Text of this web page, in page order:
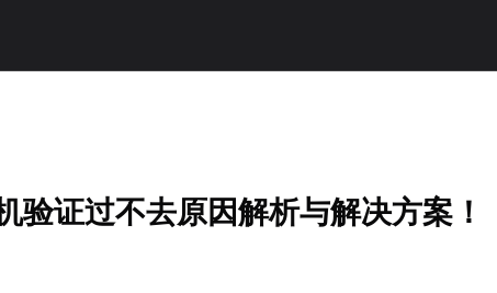
验证过不去原因解析与解决方案！